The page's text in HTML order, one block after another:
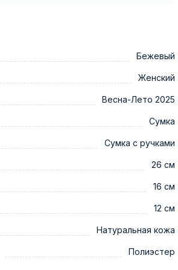
Бежевый
Женский
Весна-Лето 2025
Сумка
Сумка с ручками
26 см
16 см
12 см
Натуральная кожа
Полиэстер